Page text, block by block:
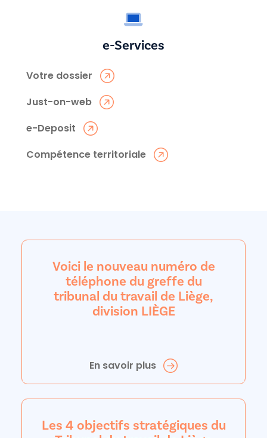
e-Services
Votre dossier
Just-on-web
e-Deposit
Compétence territoriale
Voici le nouveau numéro de
téléphone du greffe du
tribunal du travail de Liège,
division LIÈGE
En savoir plus
Les 4 objectifs stratégiques du